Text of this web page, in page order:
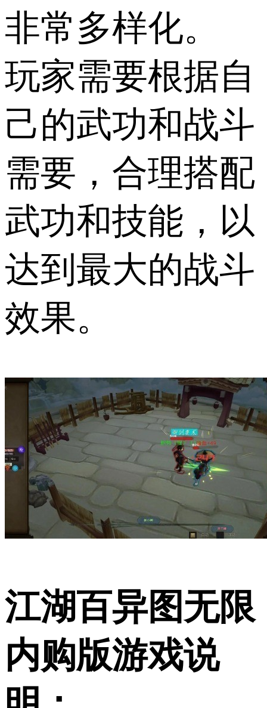
非常多样化。
玩家需要根据自
己的武功和战斗
需要，合理搭配
武功和技能，以
达到最大的战斗
效果。
江湖百异图无限
内购版游戏说